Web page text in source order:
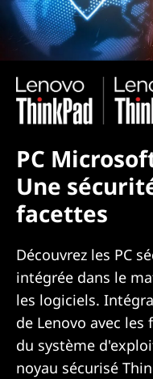
PC
Une
facettes
Découvrez les PC
intégrée dans le
les logiciels.
de Lenovo avec
du système
noyau sécurisé